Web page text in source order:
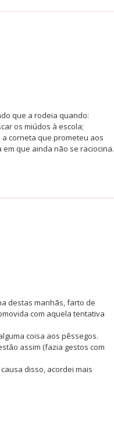
que a rodeia quando:
os miúdos à escola;
corneta que prometeu aos
que ainda não se raciocina.
destas manhãs, farto de
com aquela tentativa
coisa aos pêssegos.
assim (fazia gestos com
disso, acordei mais